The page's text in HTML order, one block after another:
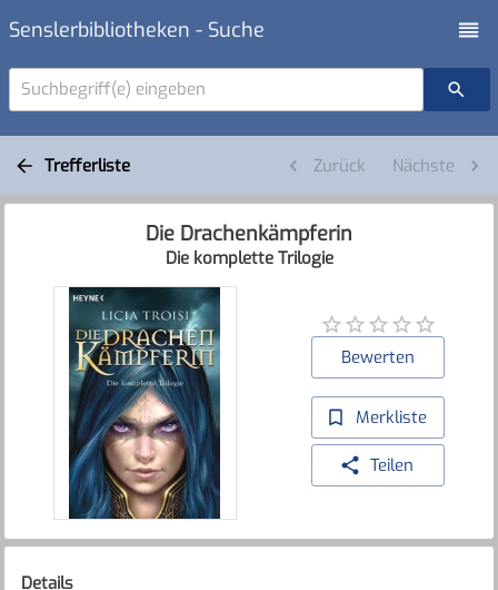
Senslerbibliotheken - Suche
Suchbegriff(e) eingeben
Trefferliste Zurück Nächste
Die Drachenkämpferin
Die komplette Trilogie
Bewerten
Merkliste
Teilen
Details